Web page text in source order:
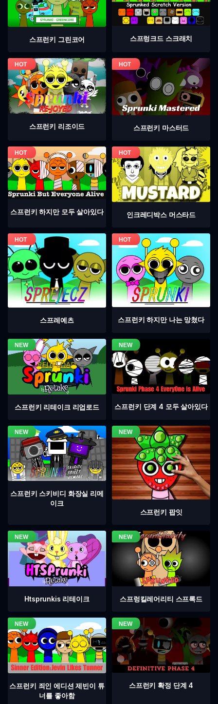
스프런키 그린코어 스프렁크드 스크래치
스프런키 리조이드 스프런키 마스터드
스프런키 하지만 모두 살아있다 인크레디박스 머스타드
스프레예츠 스프런키 하지만 나는 망쳤다
스프런키 리테이크 리업로드 스프런키 단계 4 모두 살아있다
스프런키 스키비디 화장실 리메
이크
스프런키 팝잇
Htsprunkis 리테이크 스프렁킬레어리티 스프록드
스프런키 죄인 에디션 제빈이 튜
너를 좋아함
스프런키 확정 단계 4